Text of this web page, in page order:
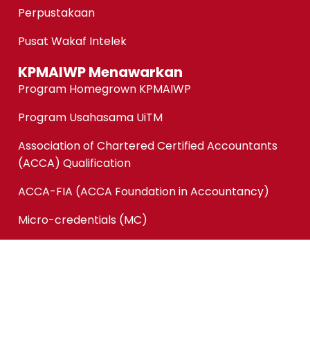
Perpustakaan
Pusat Wakaf Intelek
KPMAIWP Menawarkan
Program Homegrown KPMAIWP
Program Usahasama UiTM
Association of Chartered Certified Accountants
(ACCA) Qualification
ACCA-FIA (ACCA Foundation in Accountancy)
Micro-credentials (MC)